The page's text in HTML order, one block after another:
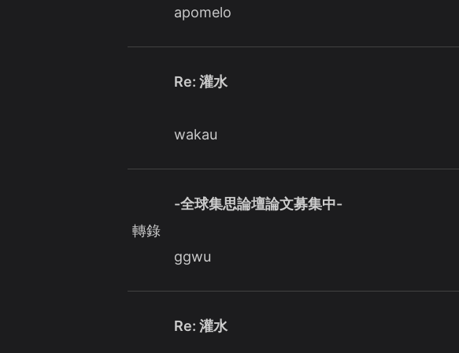
apomelo
Re: 灌水
wakau
轉錄
-全球集思論壇論文募集中-
ggwu
Re: 灌水